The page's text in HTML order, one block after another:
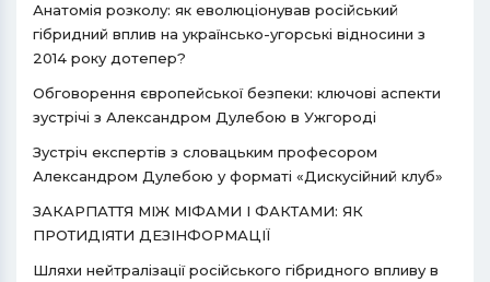
Анатомія розколу: як еволюціонував російський
гібридний вплив на українсько-угорські відносини з
2014 року дотепер?
Обговорення європейської безпеки: ключові аспекти
зустрічі з Александром Дулебою в Ужгороді
Зустріч експертів з словацьким професором
Александром Дулебою у форматі «Дискусійний клуб»
ЗАКАРПАТТЯ МІЖ МІФАМИ І ФАКТАМИ: ЯК
ПРОТИДІЯТИ ДЕЗІНФОРМАЦІЇ
Шляхи нейтралізації російського гібридного впливу в